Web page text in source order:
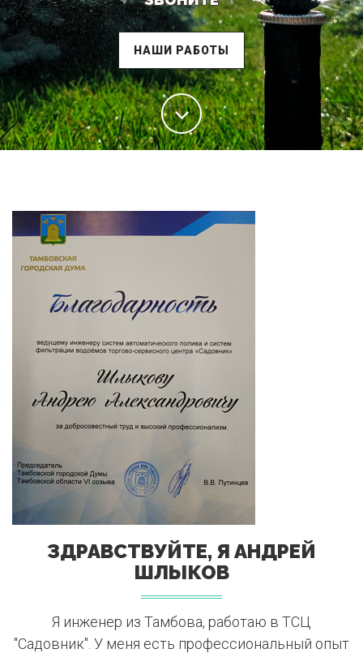
НАШИ РАБОТЫ
ЗДРАВСТВУЙТЕ, Я АНДРЕЙ
ШЛЫКОВ
Я инженер из Тамбова, работаю в ТСЦ
"Садовник". У меня есть профессиональный опыт